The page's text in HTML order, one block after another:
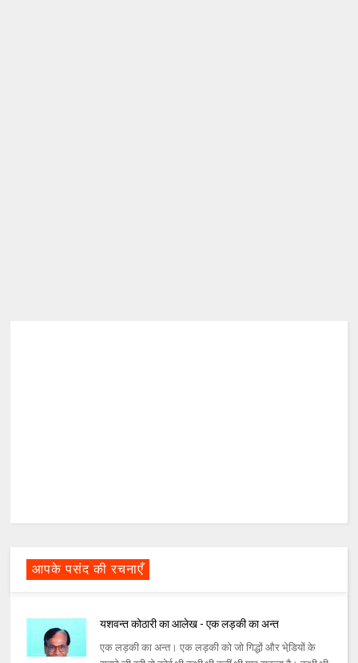
आपके पसंद की रचनाएँ
यशवन्‍त कोठारी का आलेख - एक लड़की का अन्त
एक लड़की का अन्‍त। एक लड़की को जो गिद्धों और भेडि़यों के